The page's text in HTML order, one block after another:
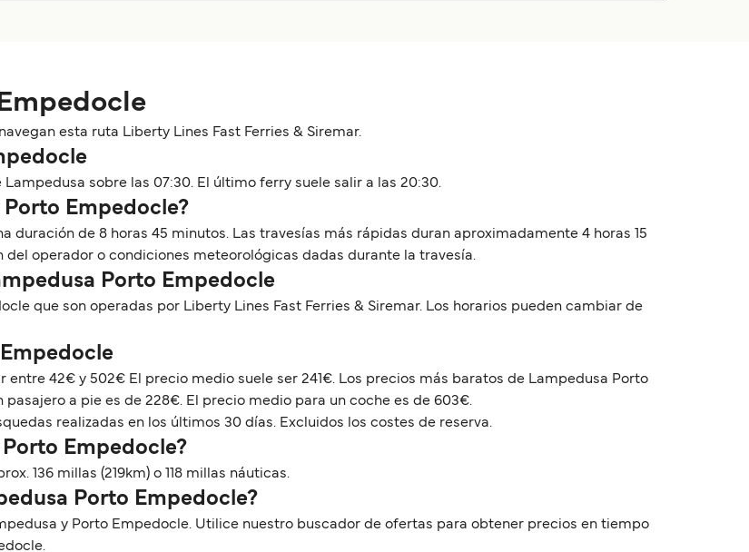
esta ruta Liberty Lines Fast Ferries & Siremar.
sobre las 07:30. El último ferry suele salir a las 20:30.
Empedocle?
duración de 8 horas 45 minutos. Las travesías más rápidas duran aproximadamente 4 horas 15
operador o condiciones meteorológicas dadas durante la travesía.
Porto Empedocle
que son operadas por Liberty Lines Fast Ferries & Siremar. Los horarios pueden cambiar de
42€ y 502€ El precio medio suele ser 241€. Los precios más baratos de Lampedusa Porto
a pie es de 228€. El precio medio para un coche es de 603€.
realizadas en los últimos 30 días. Excluidos los costes de reserva.
Empedocle?
136 millas (219km) o 118 millas náuticas.
Porto Empedocle?
y Porto Empedocle. Utilice nuestro buscador de ofertas para obtener precios en tiempo